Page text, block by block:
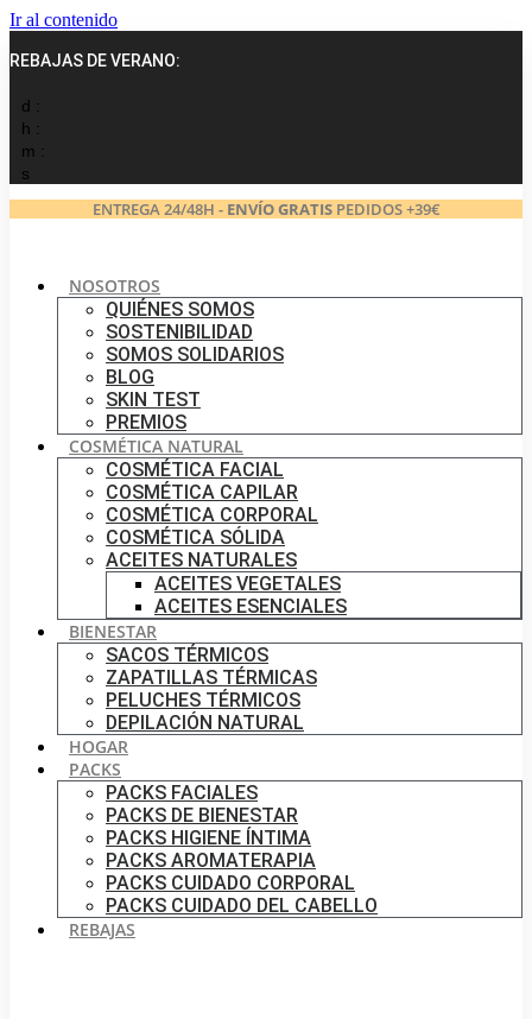
Ir al contenido
REBAJAS DE VERANO:
d :
h :
m :
s
ENTREGA 24/48H - ENVÍO GRATISPEDIDOS +39€
NOSOTROS
QUIÉNES SOMOS
SOSTENIBILIDAD
SOMOS SOLIDARIOS
BLOG
SKIN TEST
PREMIOS
COSMÉTICA NATURAL
COSMÉTICA FACIAL
COSMÉTICA CAPILAR
COSMÉTICA CORPORAL
COSMÉTICA SÓLIDA
ACEITES NATURALES
ACEITES VEGETALES
ACEITES ESENCIALES
BIENESTAR
SACOS TÉRMICOS
ZAPATILLAS TÉRMICAS
PELUCHES TÉRMICOS
DEPILACIÓN NATURAL
HOGAR
PACKS
PACKS FACIALES
PACKS DE BIENESTAR
PACKS HIGIENE ÍNTIMA
PACKS AROMATERAPIA
PACKS CUIDADO CORPORAL
PACKS CUIDADO DEL CABELLO
REBAJAS